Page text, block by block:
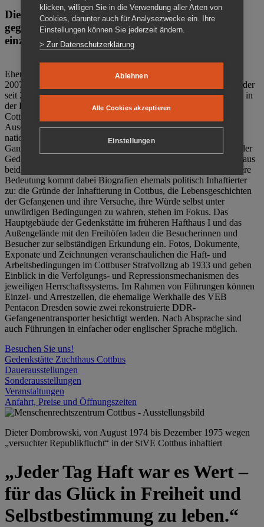
Die Gedenkstätte Zuchthaus Cottbus ist ein Ort
gegen das Vergessen. Anschaulich, nah und
einzigartig.
Ehemalige politische Häftlinge der DDR gründeten im Oktober
2007 den Verein Menschenrechtszentrum Cottbus e. V. (MRZ), der
seit 2011 Eigentümer des ehemaligen Gefängnisses (1860-2002) in
der Bautzener Straße und Träger der Gedenkstätte Zuchthaus
Cottbus ist. Im Zentrum der Arbeit der Gedenkstätte steht die
Auseinandersetzung mit politischem Unrecht während der
nationalsozialistischen Terrorherrschaft und der SED-Diktatur.
Ganzjährig zeigen mehrere Dauer- und Sonderausstellungen in der
Gedenkstätte Zuchthaus Cottbus Beispiele politischen Unrechts aus
beiden deutschen Diktaturen des 20. Jahrhunderts. Eine besondere
Bedeutung kommt dabei Biografien ehemals politisch Inhaftierter
zu: die Gründe der Inhaftierung in Cottbus, die Lebensgeschichten
der Gefangenen und ihre Versuche, ihre Würde selbst unter
unwürdigen Bedingungen zu wahren, stehen im Fokus. Das
Hauptgebäude der Gedenkstätte im früheren Hafthaus I und das
Außengelände mit den Freihöfen laden die Besucherinnen und
Besucher zur selbständigen Erkundung ein. Fotos, Dokumente,
Exponate und Zeichnungen veranschaulichen die Haft- und
Arbeitsbedingungen im Cottbuser Strafvollzug ab 1933 und geben
Einblick in die Verfolgungs- und Repressionsmechanismen des
jeweiligen Herrschaftssystems. Im Rahmen von Führungen können
Einzel- und Arrestzellen, die ehemalige Werkhalle des VEB
Pentacon Dresden sowie zwei rekonstruierte DDR-
Gefangenentransporter besichtigt werden. Nach Absprache sind
auch Führungen in einfacher oder englischer Sprache möglich.
Besuchen Sie uns!
Gedenkstätte Zuchthaus Cottbus
Dauerausstellungen
Sonderausstellungen
Veranstaltungen
Anfahrt, Preise und Öffnungszeiten
Dieter Dombrowski, von August 1974 bis Dezember 1975 wegen
„versuchter Republikflucht“ in der StVE Cottbus inhaftiert
„Jeder Tag Haft war es Wert –
für das Glück in Freiheit und
Selbstbestimmung zu leben.“
klicken, willigen Sie in die Verwendung aller Arten von
Cookies, darunter auch für Analysezwecke ein. Ihre
Einstellungen können Sie jederzeit ändern.
> Zur Datenschutzerklärung
Ablehnen
Alle Cookies akzeptieren
Einstellungen